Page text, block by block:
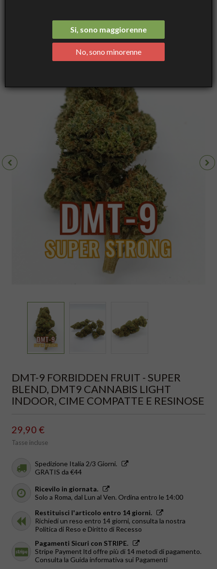
DMT-9 FORBIDDEN FRUIT - SUPER
BLEND, DMT9 CANNABIS LIGHT
INDOOR, CIME COMPATTE E RESINOSE
29,90 €
Tasse incluse
Spedizione Italia 2/3 Giorni.
GRATIS da €44
Ricevilo in giornata.
Solo a Roma, dal Lun al Ven. Ordina entro le 14:00
Restituisci l'articolo entro 14 giorni.
Richiedi un reso entro 14 giorni, consulta la nostra
Politica di Reso e Diritto di Recesso
Pagamenti Sicuri con STRIPE.
Stripe Payment ltd offre più di 14 metodi di pagamento.
Consulta la Guida informativa sui Pagamenti
Si, sono maggiorenne
No, sono minorenne